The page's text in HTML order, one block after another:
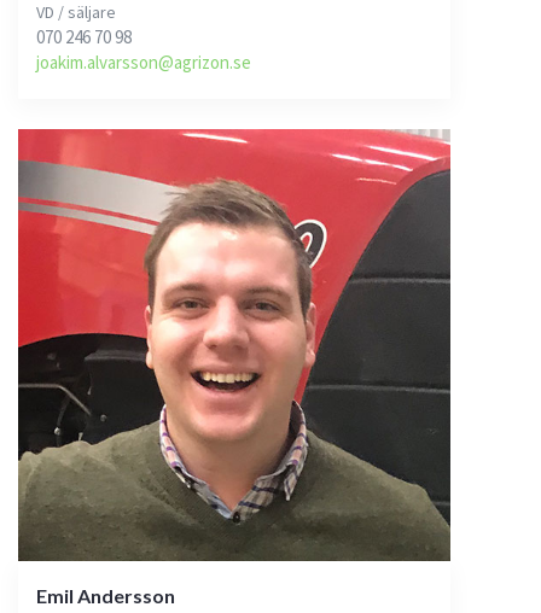
VD / säljare
070 246 70 98
joakim.alvarsson@agrizon.se
Emil Andersson